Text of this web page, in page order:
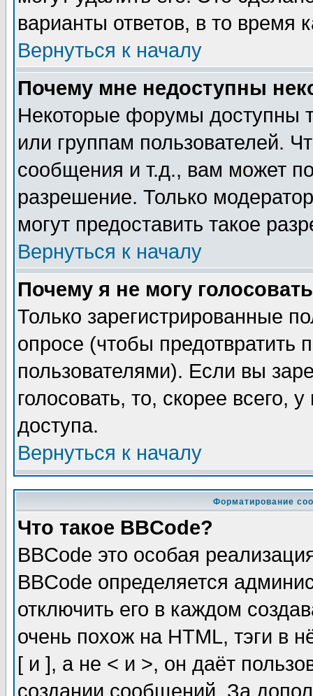
варианты ответов, в то время
Вернуться к началу
Почему мне недоступны
Некоторые форумы доступны
или группам пользователей.
сообщения и т.д., вам может
разрешение. Только
могут предоставить такое
Вернуться к началу
Почему я не могу
Только зарегистрированные
опросе (чтобы предотвратить
пользователями). Если вы
голосовать, то, скорее всего,
доступа.
Вернуться к началу
Форматирование
Что такое BBCode?
BBCode это особая
BBCode определяется
отключить его в каждом
очень похож на HTML, тэги в
[ и ], а не < и >, он даёт
создании сообщений. За